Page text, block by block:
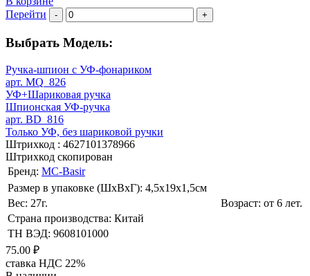
Перейти
- +
Выбрать Модель:
Ручка-шпион c УФ-фонариком
арт. MQ_826
УФ+Шариковая ручка
Шпионская УФ-ручка
арт. BD_816
Только УФ, без шариковой ручки
Штрихкод : 4627101378966
Штрихкод скопирован
Бренд: MC-Basir
Размер в упаковке (ШхВxГ): 4,5х19х1,5cм
Вес: 27г.
Возраст: от 6 лет.
Страна производства: Китай
ТН ВЭД: 9608101000
75.00 ₽
ставка НДС 22%